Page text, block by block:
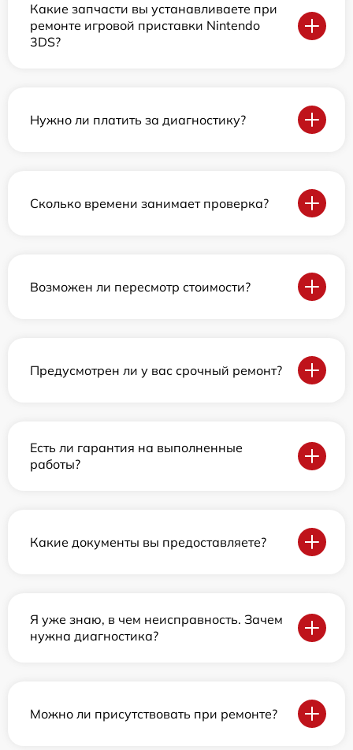
Какие запчасти вы устанавливаете при
ремонте игровой приставки Nintendo
3DS?
Нужно ли платить за диагностику?
Сколько времени занимает проверка?
Возможен ли пересмотр стоимости?
Предусмотрен ли у вас срочный ремонт?
Есть ли гарантия на выполненные
работы?
Какие документы вы предоставляете?
Я уже знаю, в чем неисправность. Зачем
нужна диагностика?
Можно ли присутствовать при ремонте?